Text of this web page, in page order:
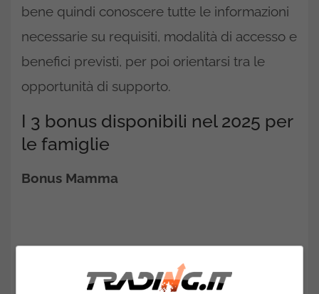
bene quindi conoscere tutte le informazioni
necessarie su requisiti, modalità di accesso e
benefici previsti, per poi orientarsi tra le
opportunità di supporto.
I 3 bonus disponibili nel 2025 per
le famiglie
Bonus Mamma